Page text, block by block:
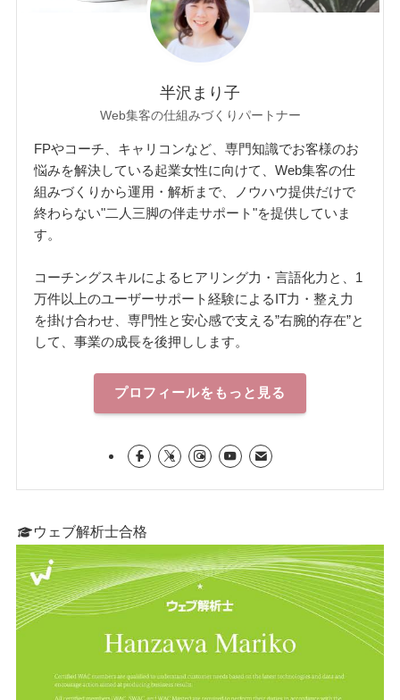
半沢まり子
Web集客の仕組みづくりパートナー
FPやコーチ、キャリコンなど、専門知識でお客様のお
悩みを解決している起業女性に向けて、Web集客の仕
組みづくりから運用・解析まで、ノウハウ提供だけで
終わらない"二人三脚の伴走サポート"を提供していま
す。
コーチングスキルによるヒアリング力・言語化力と、1
万件以上のユーザーサポート経験によるIT力・整え力
を掛け合わせ、専門性と安心感で支える”右腕的存在”と
して、事業の成長を後押しします。
プロフィールをもっと見る
ウェブ解析士合格